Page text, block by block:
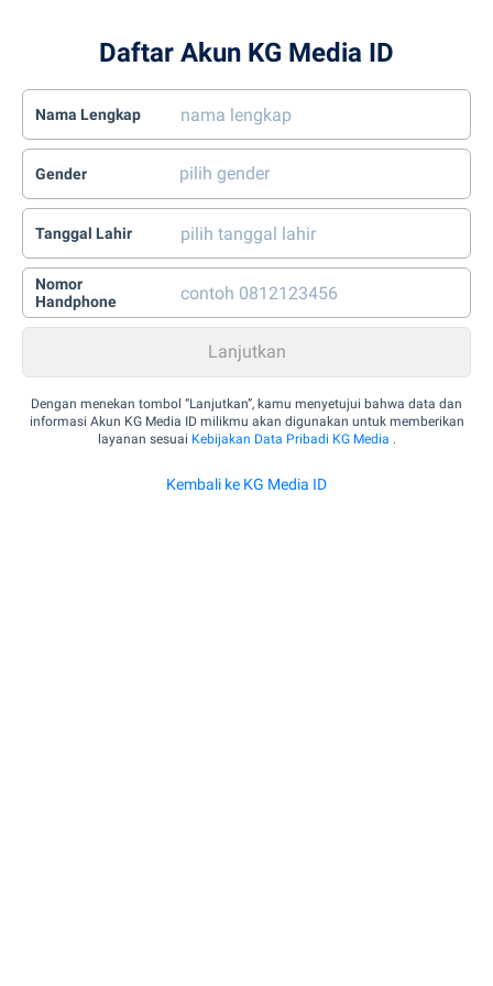
Daftar Akun KG Media ID
Nama Lengkap
Gender
Tanggal Lahir
Nomor
Handphone
Dengan menekan tombol “Lanjutkan”, kamu menyetujui bahwa data dan
informasi Akun KG Media ID milikmu akan digunakan untuk memberikan
layanan sesuai Kebijakan Data Pribadi KG Media .
Kembali ke KG Media ID